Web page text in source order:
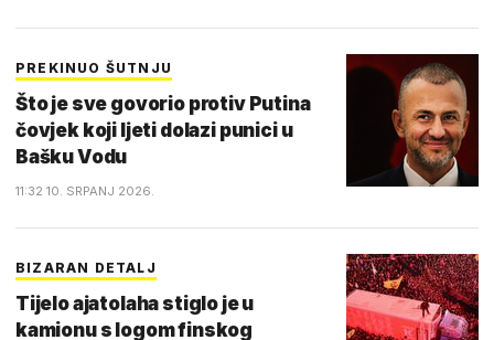
PREKINUO ŠUTNJU
Što je sve govorio protiv Putina
čovjek koji ljeti dolazi punici u
Bašku Vodu
11:32 10. SRPANJ 2026.
BIZARAN DETALJ
Tijelo ajatolaha stiglo je u
kamionu s logom finskog